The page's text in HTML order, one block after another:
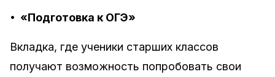
• «Подготовка к ОГЭ»
Вкладка, где ученики старших классов
получают возможность попробовать свои